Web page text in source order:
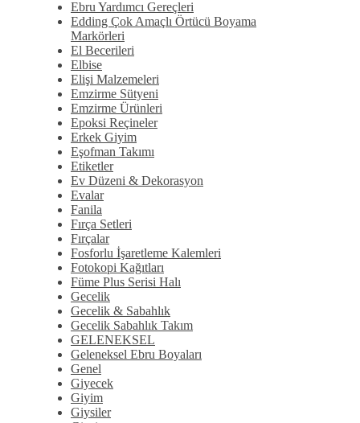
Ebru Yardımcı Gereçleri
Edding Çok Amaçlı Örtücü Boyama
Markörleri
El Becerileri
Elbise
Elişi Malzemeleri
Emzirme Sütyeni
Emzirme Ürünleri
Epoksi Reçineler
Erkek Giyim
Eşofman Takımı
Etiketler
Ev Düzeni & Dekorasyon
Evalar
Fanila
Fırça Setleri
Fırçalar
Fosforlu İşaretleme Kalemleri
Fotokopi Kağıtları
Füme Plus Serisi Halı
Gecelik
Gecelik & Sabahlık
Gecelik Sabahlık Takım
GELENEKSEL
Geleneksel Ebru Boyaları
Genel
Giyecek
Giyim
Giysiler